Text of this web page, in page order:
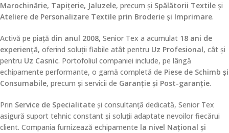
Marochinărie, Tapițerie, Jaluzele, precum și Spălătorii Textile și
Ateliere de Personalizare Textile prin Broderie și Imprimare.
Activă pe piață din anul 2008, Senior Tex a acumulat 18 ani de
experiență, oferind soluții fiabile atât pentru Uz Profesional, cât și
pentru Uz Casnic. Portofoliul companiei include, pe lângă
echipamente performante, o gamă completă de Piese de Schimb și
Consumabile, precum și servicii de Garanție și Post-garanție.
Prin Service de Specialitate și consultanță dedicată, Senior Tex
asigură suport tehnic constant și soluții adaptate nevoilor fiecărui
client. Compania furnizează echipamente la nivel Național și